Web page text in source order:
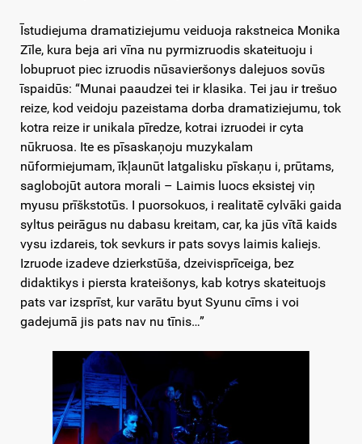
Īstudiejuma dramatiziejumu veiduoja rakstneica Monika
Zīle, kura beja ari vīna nu pyrmizruodis skateituoju i
lobupruot piec izruodis nūsavieršonys dalejuos sovūs
īspaidūs: “Munai paaudzei tei ir klasika. Tei jau ir trešuo
reize, kod veidoju pazeistama dorba dramatiziejumu, tok
kotra reize ir unikala pīredze, kotrai izruodei ir cyta
nūkruosa. Ite es pīsaskaņoju muzykalam
nūformiejumam, īkļaunūt latgalisku pīskaņu i, prūtams,
saglobojūt autora morali – Laimis luocs eksistej viņ
myusu prīškstotūs. I puorsokuos, i realitatē cylvāki gaida
syltus peirāgus nu dabasu kreitam, car, ka jūs vītā kaids
vysu izdareis, tok sevkurs ir pats sovys laimis kaliejs.
Izruode izadeve dzierkstūša, dzeivisprīceiga, bez
didaktikys i piersta krateišonys, kab kotrys skateituojs
pats var izsprīst, kur varātu byut Syunu cīms i voi
gadejumā jis pats nav nu tīnis…”